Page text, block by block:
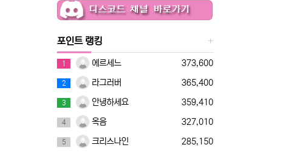
포인트 랭킹
1 에르세느 373,600
2 라그러버 365,400
3 안녕하세요 359,410
4 옥음 327,010
5 크리스나인 285,150